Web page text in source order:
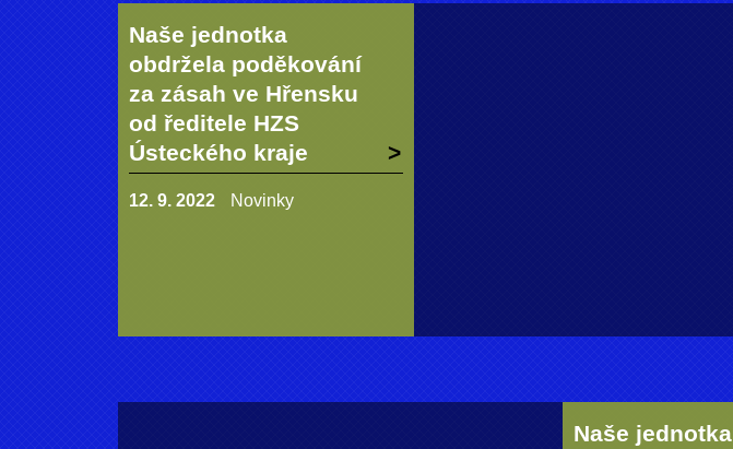
Naše jednotka
obdržela poděkování
za zásah ve Hřensku
od ředitele HZS
Ústeckého kraje
12. 9. 2022 Novinky
Naše jednotka